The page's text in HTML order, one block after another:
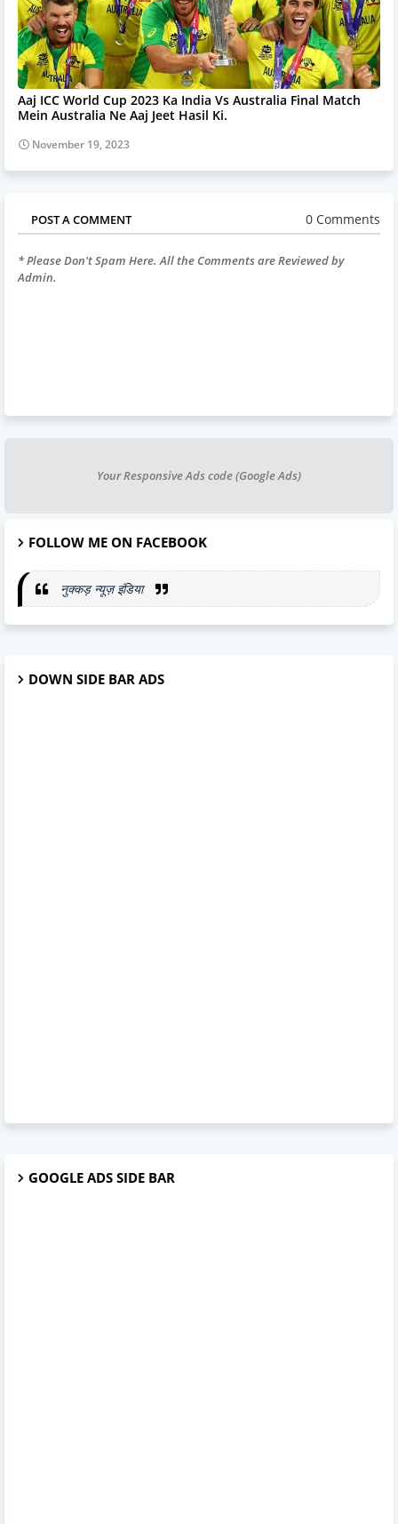
Aaj ICC World Cup 2023 Ka India Vs Australia Final Match
Mein Australia Ne Aaj Jeet Hasil Ki.
November 19, 2023
POST A COMMENT 0 Comments
* Please Don't Spam Here. All the Comments are Reviewed by
Admin.
Your Responsive Ads code (Google Ads)
FOLLOW ME ON FACEBOOK
नुक्कड़ न्यूज़ इंडिया
DOWN SIDE BAR ADS
GOOGLE ADS SIDE BAR